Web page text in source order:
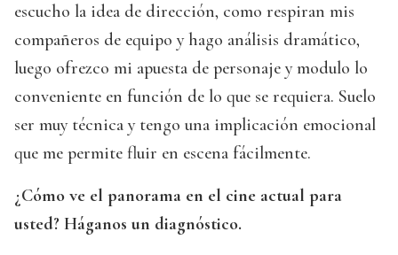
escucho la idea de dirección, como respiran mis
compañeros de equipo y hago análisis dramático,
luego ofrezco mi apuesta de personaje y modulo lo
conveniente en función de lo que se requiera. Suelo
ser muy técnica y tengo una implicación emocional
que me permite fluir en escena fácilmente.
¿Cómo ve el panorama en el cine actual para
usted? Háganos un diagnóstico.